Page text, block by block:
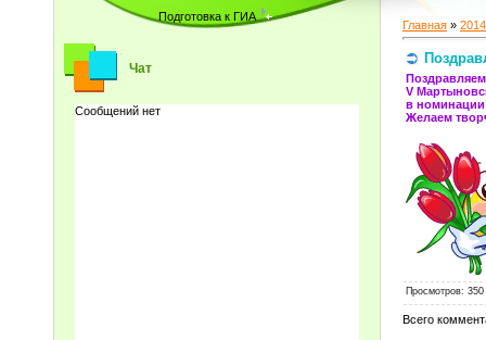
Подготовка к ГИА
Чат
Главная » 2014
V
в
Желаем
Просмотров:
Всего